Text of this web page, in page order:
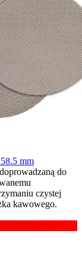
mm
do
czystej
kawowego.